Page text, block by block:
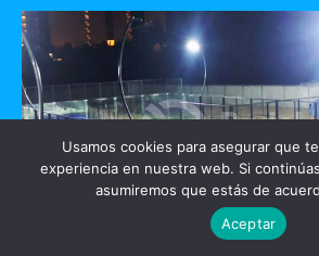
Usamos cookies para asegurar que
experiencia en nuestra web. Si
asumiremos que estás de
Aceptar